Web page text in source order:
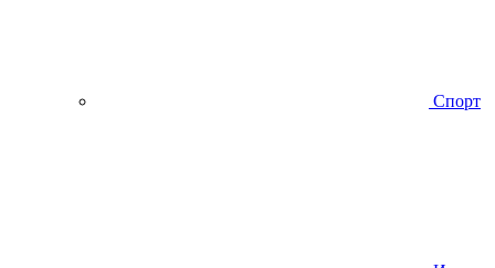
Спорт